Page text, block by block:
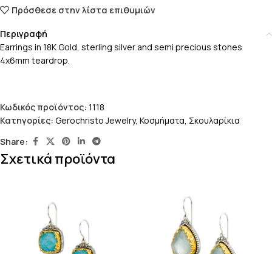
Πρόσθεσε στην λίστα επιθυμιών
Περιγραφή
Earrings in 18K Gold, sterling silver and semi precious stones
4x6mm teardrop.
Κωδικός προϊόντος: 1118
Κατηγορίες: Gerochristo Jewelry, Κοσμήματα, Σκουλαρίκια
Share:
Σχετικά προϊόντα